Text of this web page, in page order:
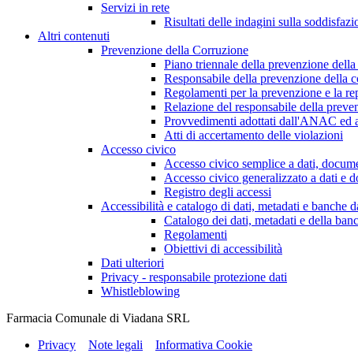
Servizi in rete
Risultati delle indagini sulla
Altri contenuti
Prevenzione della Corruzione
Piano triennale della prevenzione
Responsabile della prevenzione della
Regolamenti per la prevenzione e la
Relazione del responsabile della
Provvedimenti adottati dall'ANAC ed
Atti di accertamento delle violazioni
Accesso civico
Accesso civico semplice a dati,
Accesso civico generalizzato a dati e
Registro degli accessi
Accessibilità e catalogo di dati, metadati e banche
Catalogo dei dati, metadati e della
Regolamenti
Obiettivi di accessibilità
Dati ulteriori
Privacy - responsabile protezione dati
Whistleblowing
Farmacia Comunale di Viadana SRL
Privacy
Note legali
Informativa Cookie